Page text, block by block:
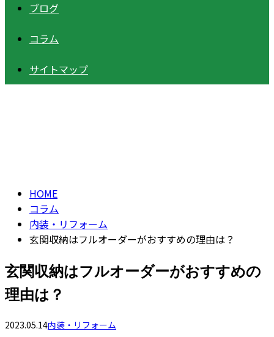
ブログ
コラム
サイトマップ
HOME
コラム
内装・リフォーム
玄関収納はフルオーダーがおすすめの理由は？
玄関収納はフルオーダーがおすすめの
理由は？
2023.05.14内装・リフォーム